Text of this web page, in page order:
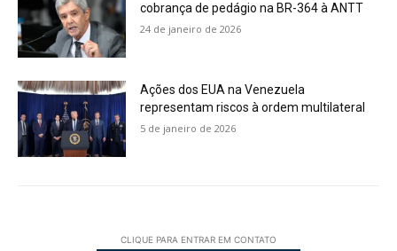
cobrança de pedágio na BR-364 à ANTT
24 de janeiro de 2026
Ações dos EUA na Venezuela
representam riscos à ordem multilateral
5 de janeiro de 2026
CLIQUE PARA ENTRAR EM CONTATO